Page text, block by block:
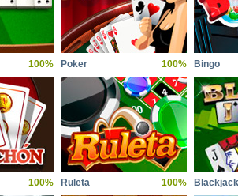
100% Poker 100% Bingo
100% Ruleta 100% Blackjack